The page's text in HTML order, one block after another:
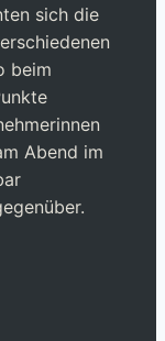
sich die
beim
Abend im